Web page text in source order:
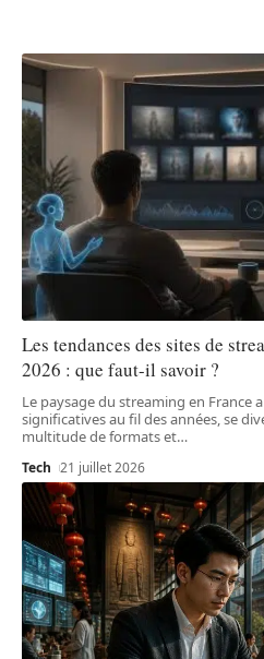
Les tendances des sites de
2026 : que faut-il savoir ?
Le paysage du streaming en France
significatives au fil des années, se
multitude de formats et…
Tech 21 juillet 2026